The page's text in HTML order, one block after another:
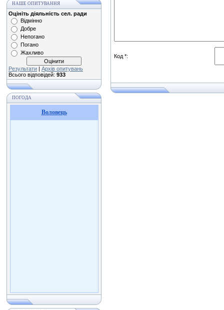
НАШЕ ОПИТУВАННЯ
Оцініть діяльність сел. ради
Відмінно
Добре
Непогано
Погано
Жахливо
Результати | Архів опитувань
Всього відповідей: 933
ПОГОДА
Воловець
Код *: